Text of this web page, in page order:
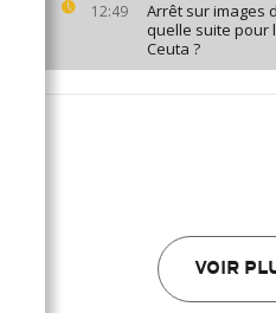
12:49
Arrêt sur images
quelle suite pour
Ceuta ?
VOIR